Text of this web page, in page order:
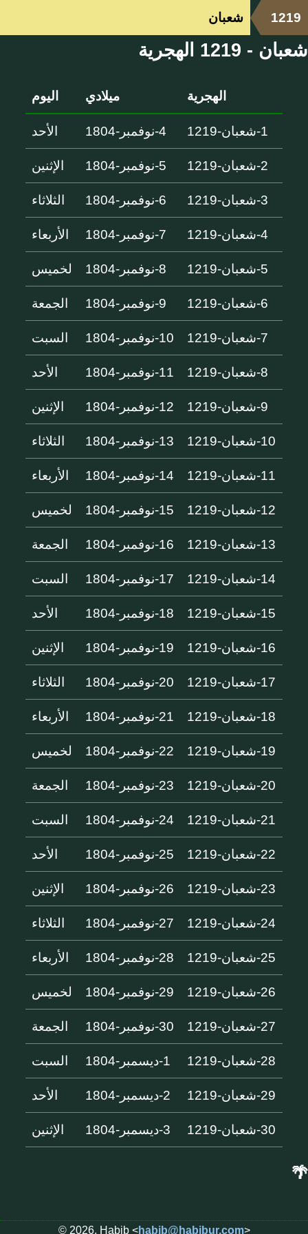
1219 شعبان
شعبان - 1219 الهجرية
الهجرية ميلادي اليوم
1-شعبان-1219 4-نوفمبر-1804 الأحد
2-شعبان-1219 5-نوفمبر-1804 الإثنين
3-شعبان-1219 6-نوفمبر-1804 الثلاثاء
4-شعبان-1219 7-نوفمبر-1804 الأربعاء
5-شعبان-1219 8-نوفمبر-1804 لخميس
6-شعبان-1219 9-نوفمبر-1804 الجمعة
7-شعبان-1219 10-نوفمبر-1804 السبت
8-شعبان-1219 11-نوفمبر-1804 الأحد
9-شعبان-1219 12-نوفمبر-1804 الإثنين
10-شعبان-1219 13-نوفمبر-1804 الثلاثاء
11-شعبان-1219 14-نوفمبر-1804 الأربعاء
12-شعبان-1219 15-نوفمبر-1804 لخميس
13-شعبان-1219 16-نوفمبر-1804 الجمعة
14-شعبان-1219 17-نوفمبر-1804 السبت
15-شعبان-1219 18-نوفمبر-1804 الأحد
16-شعبان-1219 19-نوفمبر-1804 الإثنين
17-شعبان-1219 20-نوفمبر-1804 الثلاثاء
18-شعبان-1219 21-نوفمبر-1804 الأربعاء
19-شعبان-1219 22-نوفمبر-1804 لخميس
20-شعبان-1219 23-نوفمبر-1804 الجمعة
21-شعبان-1219 24-نوفمبر-1804 السبت
22-شعبان-1219 25-نوفمبر-1804 الأحد
23-شعبان-1219 26-نوفمبر-1804 الإثنين
24-شعبان-1219 27-نوفمبر-1804 الثلاثاء
25-شعبان-1219 28-نوفمبر-1804 الأربعاء
26-شعبان-1219 29-نوفمبر-1804 لخميس
27-شعبان-1219 30-نوفمبر-1804 الجمعة
28-شعبان-1219 1-ديسمبر-1804 السبت
29-شعبان-1219 2-ديسمبر-1804 الأحد
30-شعبان-1219 3-ديسمبر-1804 الإثنين
🌴
© 2026, Habib <habib@habibur.com>